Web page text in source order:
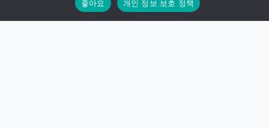
좋아요
개인 정보 보호 정책